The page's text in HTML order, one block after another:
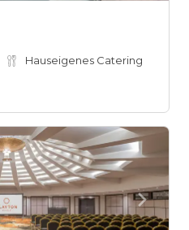
Hauseigenes Catering